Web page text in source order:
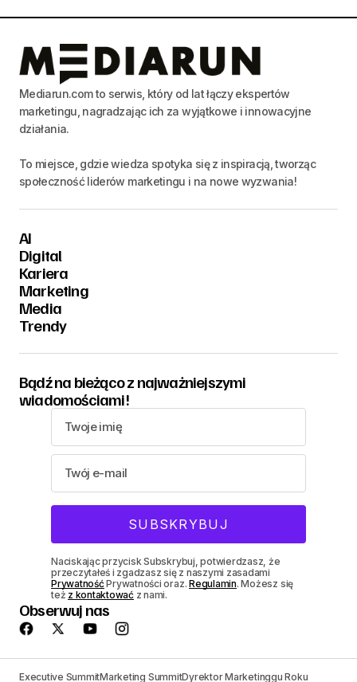
Mediarun.com to serwis, który od lat łączy ekspertów
marketingu, nagradzając ich za wyjątkowe i innowacyjne
działania.
To miejsce, gdzie wiedza spotyka się z inspiracją, tworząc
społeczność liderów marketingu i na nowe wyzwania!
AI
Digital
Kariera
Marketing
Media
Trendy
Bądź na bieżąco z najważniejszymi
wiadomościami!
Naciskając przycisk Subskrybuj, potwierdzasz, że
przeczytałeś i zgadzasz się z naszymi zasadami
PrywatnośćPrywatności oraz.Regulamin. Możesz się
też z kontaktowaćz nami.
Obserwuj nas
Executive SummitMarketing SummitDyrektor Marketinggu Roku